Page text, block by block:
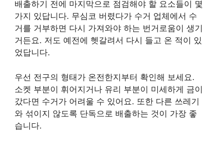
배출하기 전에 마지막으로 점검해야 할 요소들이 몇
가지 있답니다. 무심코 버렸다가 수거 업체에서 수
거를 거부하면 다시 가져와야 하는 번거로움이 생기
거든요. 저도 예전에 헷갈려서 다시 들고 온 적이 있
었답니다.
우선 전구의 형태가 온전한지부터 확인해 보세요.
소켓 부분이 휘어지거나 유리 부분이 미세하게 금이
갔다면 수거가 어려울 수 있어요. 또한 다른 쓰레기
와 섞이지 않도록 단독으로 배출하는 것이 가장 좋
습니다.